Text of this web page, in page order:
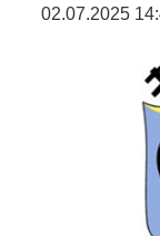
02.07.2025
2024. GODINA
2023.